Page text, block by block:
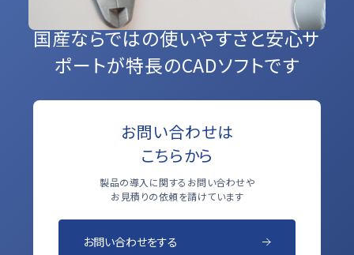
国産ならではの使いやすさと安心サ
ポートが特長のCADソフトです
お問い合わせは
こちらから
製品の導入に関するお問い合わせや
お見積りの依頼を請けています
お問い合わせをする